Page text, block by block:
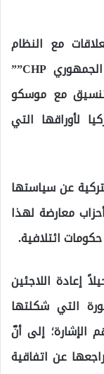
مع النظام
السوري كما تحدث رئيس حزب الشعب الجمهوري CHP””
مع موسكو
لأوراقها التي
عن سياستها
معارضة لهذا
ائتلافية.
إعادة اللاجئين
التي شكلتها
الإشارة؛ إلى أنّ
عن اتفاقية